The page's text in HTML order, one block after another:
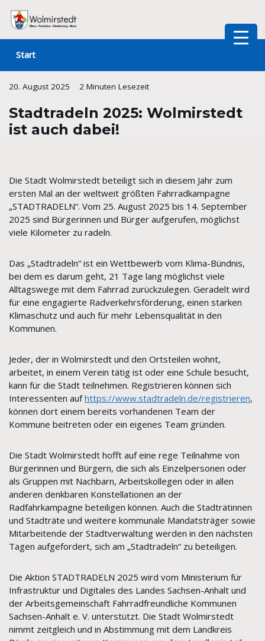
Zum
springen
Start
20. August 2025 2 Minuten Lesezeit
Stadtradeln 2025: Wolmirstedt
ist auch dabei!
Die Stadt Wolmirstedt beteiligt sich in diesem Jahr zum
ersten Mal an der weltweit größten Fahrradkampagne
„STADTRADELN“. Vom 25. August 2025 bis 14. September
2025 sind Bürgerinnen und Bürger aufgerufen, möglichst
viele Kilometer zu radeln.
Das „Stadtradeln“ ist ein Wettbewerb vom Klima-Bündnis,
bei dem es darum geht, 21 Tage lang möglichst viele
Alltagswege mit dem Fahrrad zurückzulegen. Geradelt wird
für eine engagierte Radverkehrsförderung, einen starken
Klimaschutz und auch für mehr Lebensqualität in den
Kommunen.
Jeder, der in Wolmirstedt und den Ortsteilen wohnt,
arbeitet, in einem Verein tätig ist oder eine Schule besucht,
kann für die Stadt teilnehmen. Registrieren können sich
Interessenten aufhttps://www.stadtradeln.de/registrieren,
können dort einem bereits vorhandenen Team der
Kommune beitreten oder ein eigenes Team gründen.
Die Stadt Wolmirstedt hofft auf eine rege Teilnahme von
Bürgerinnen und Bürgern, die sich als Einzelpersonen oder
als Gruppen mit Nachbarn, Arbeitskollegen oder in allen
anderen denkbaren Konstellationen an der
Radfahrkampagne beteiligen können. Auch die Stadträtinnen
und Stadträte und weitere kommunale Mandatsträger sowie
Mitarbeitende der Stadtverwaltung werden in den nächsten
Tagen aufgefordert, sich am „Stadtradeln“ zu beteiligen.
Die Aktion STADTRADELN 2025 wird vom Ministerium für
Infrastruktur und Digitales des Landes Sachsen-Anhalt und
der Arbeitsgemeinschaft Fahrradfreundliche Kommunen
Sachsen-Anhalt e. V. unterstützt. Die Stadt Wolmirstedt
nimmt zeitgleich und in Abstimmung mit dem Landkreis